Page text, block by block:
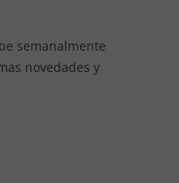
semanalmente
novedades y